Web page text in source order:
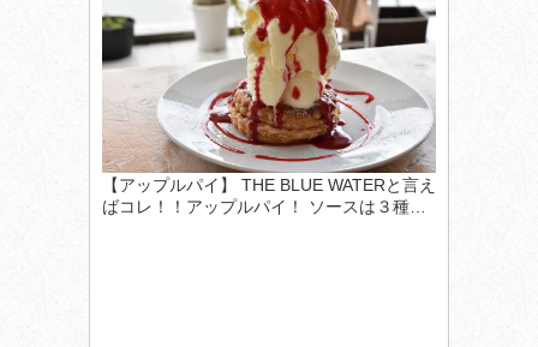
【アップルパイ】 THE BLUE WATERと言え
ばコレ！！アップルパイ！ ソースは３種…